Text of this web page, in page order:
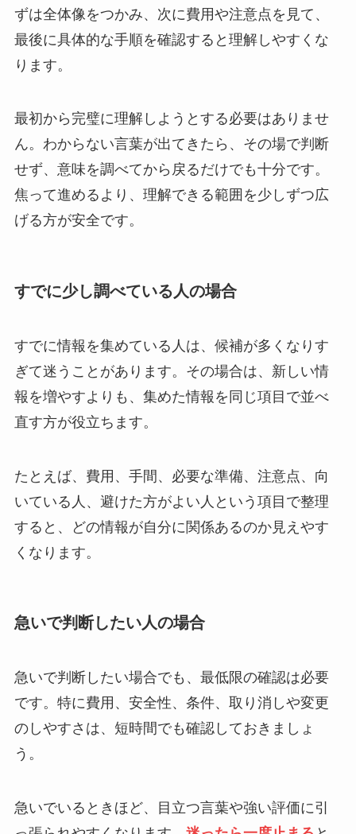
ずは全体像をつかみ、次に費用や注意点を見て、
最後に具体的な手順を確認すると理解しやすくな
ります。
最初から完璧に理解しようとする必要はありませ
ん。わからない言葉が出てきたら、その場で判断
せず、意味を調べてから戻るだけでも十分です。
焦って進めるより、理解できる範囲を少しずつ広
げる方が安全です。
すでに少し調べている人の場合
すでに情報を集めている人は、候補が多くなりす
ぎて迷うことがあります。その場合は、新しい情
報を増やすよりも、集めた情報を同じ項目で並べ
直す方が役立ちます。
たとえば、費用、手間、必要な準備、注意点、向
いている人、避けた方がよい人という項目で整理
すると、どの情報が自分に関係あるのか見えやす
くなります。
急いで判断したい人の場合
急いで判断したい場合でも、最低限の確認は必要
です。特に費用、安全性、条件、取り消しや変更
のしやすさは、短時間でも確認しておきましょ
う。
急いでいるときほど、目立つ言葉や強い評価に引